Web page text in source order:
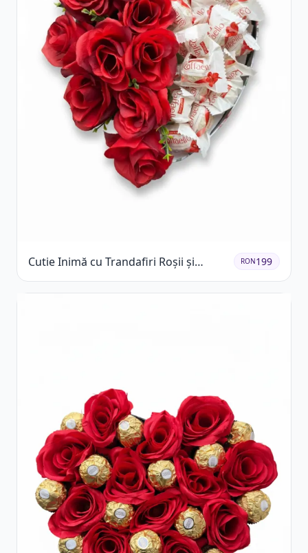
Cutie Inimă cu Trandafiri Roșii și
Raffaello
RON199